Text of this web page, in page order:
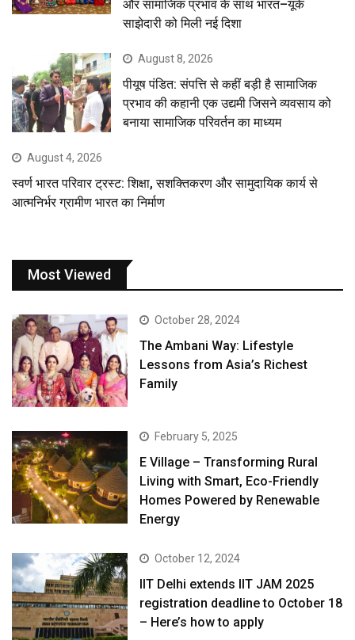
और सामाजिक प्रभाव के साथ भारत–यूके
साझेदारी को मिली नई दिशा
August 8, 2026
पीयूष पंडित: संपत्ति से कहीं बड़ी है सामाजिक
प्रभाव की कहानी एक उद्यमी जिसने व्यवसाय को
बनाया सामाजिक परिवर्तन का माध्यम
August 4, 2026
स्वर्ण भारत परिवार ट्रस्ट: शिक्षा, सशक्तिकरण और सामुदायिक कार्य से
आत्मनिर्भर ग्रामीण भारत का निर्माण
Most Viewed
October 28, 2024
The Ambani Way: Lifestyle
Lessons from Asia’s Richest
Family
February 5, 2025
E Village – Transforming Rural
Living with Smart, Eco-Friendly
Homes Powered by Renewable
Energy
October 12, 2024
IIT Delhi extends IIT JAM 2025
registration deadline to October 18
– Here’s how to apply